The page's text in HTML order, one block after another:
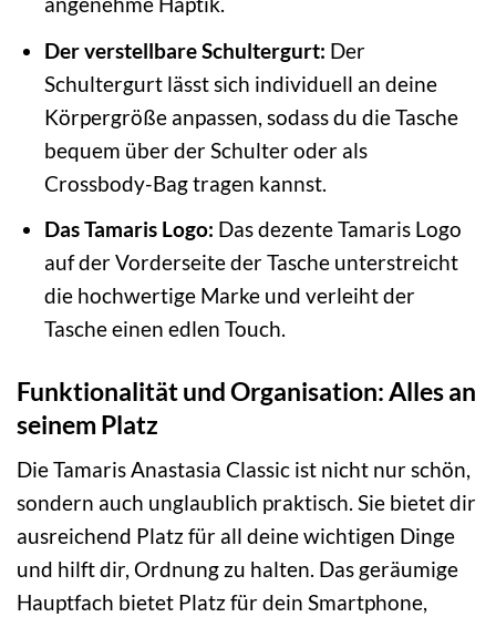
Der verstellbare Schultergurt: Der
Schultergurt lässt sich individuell an deine
Körpergröße anpassen, sodass du die Tasche
bequem über der Schulter oder als
Crossbody-Bag tragen kannst.
Das Tamaris Logo: Das dezente Tamaris Logo
auf der Vorderseite der Tasche unterstreicht
die hochwertige Marke und verleiht der
Tasche einen edlen Touch.
Funktionalität und Organisation: Alles an
seinem Platz
Die Tamaris Anastasia Classic ist nicht nur schön,
sondern auch unglaublich praktisch. Sie bietet dir
ausreichend Platz für all deine wichtigen Dinge
und hilft dir, Ordnung zu halten. Das geräumige
Hauptfach bietet Platz für dein Smartphone,